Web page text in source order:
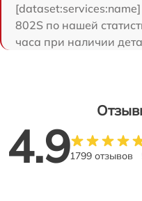
802S по нашей
часа при наличии
4.91799 отзывов